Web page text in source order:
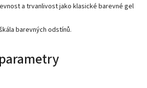
a trvanlivost jako klasické barevné gel
barevných odstínů.